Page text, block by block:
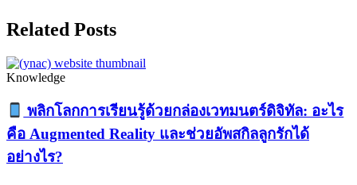
Related Posts
Knowledge
พลิกโลกการเรียนรู้ด้วยกล่องเวทมนตร์ดิจิทัล: อะไร
คือ Augmented Reality และช่วยอัพสกิลลูกรักได้
อย่างไร?